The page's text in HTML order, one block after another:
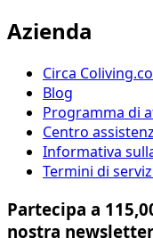
Azienda
Circa
Blog
Programma di
Centro
Informativa
Termini di
Partecipa a
nostra